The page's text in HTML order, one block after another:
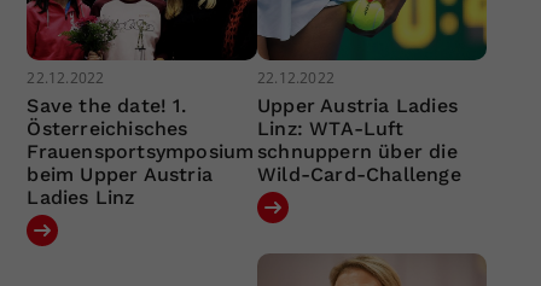
22.12.2022
Save the date! 1.
Österreichisches
Frauensportsymposium
beim Upper Austria
Ladies Linz
22.12.2022
Upper Austria Ladies
Linz: WTA-Luft
schnuppern über die
Wild-Card-Challenge